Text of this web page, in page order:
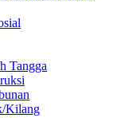
Tangga
Kilang